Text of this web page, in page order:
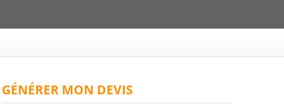
GÉNÉRER MON DEVIS